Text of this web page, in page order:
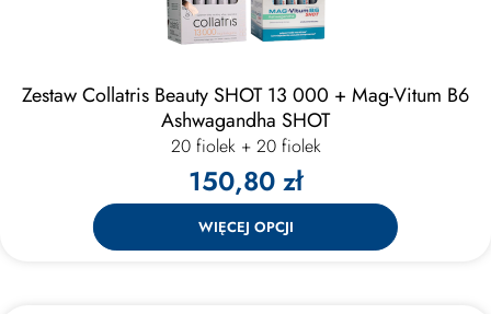
Zestaw Collatris Beauty SHOT 13 000 + Mag-Vitum B6
Ashwagandha SHOT
20 fiolek + 20 fiolek
150,80 zł
WIĘCEJ OPCJI